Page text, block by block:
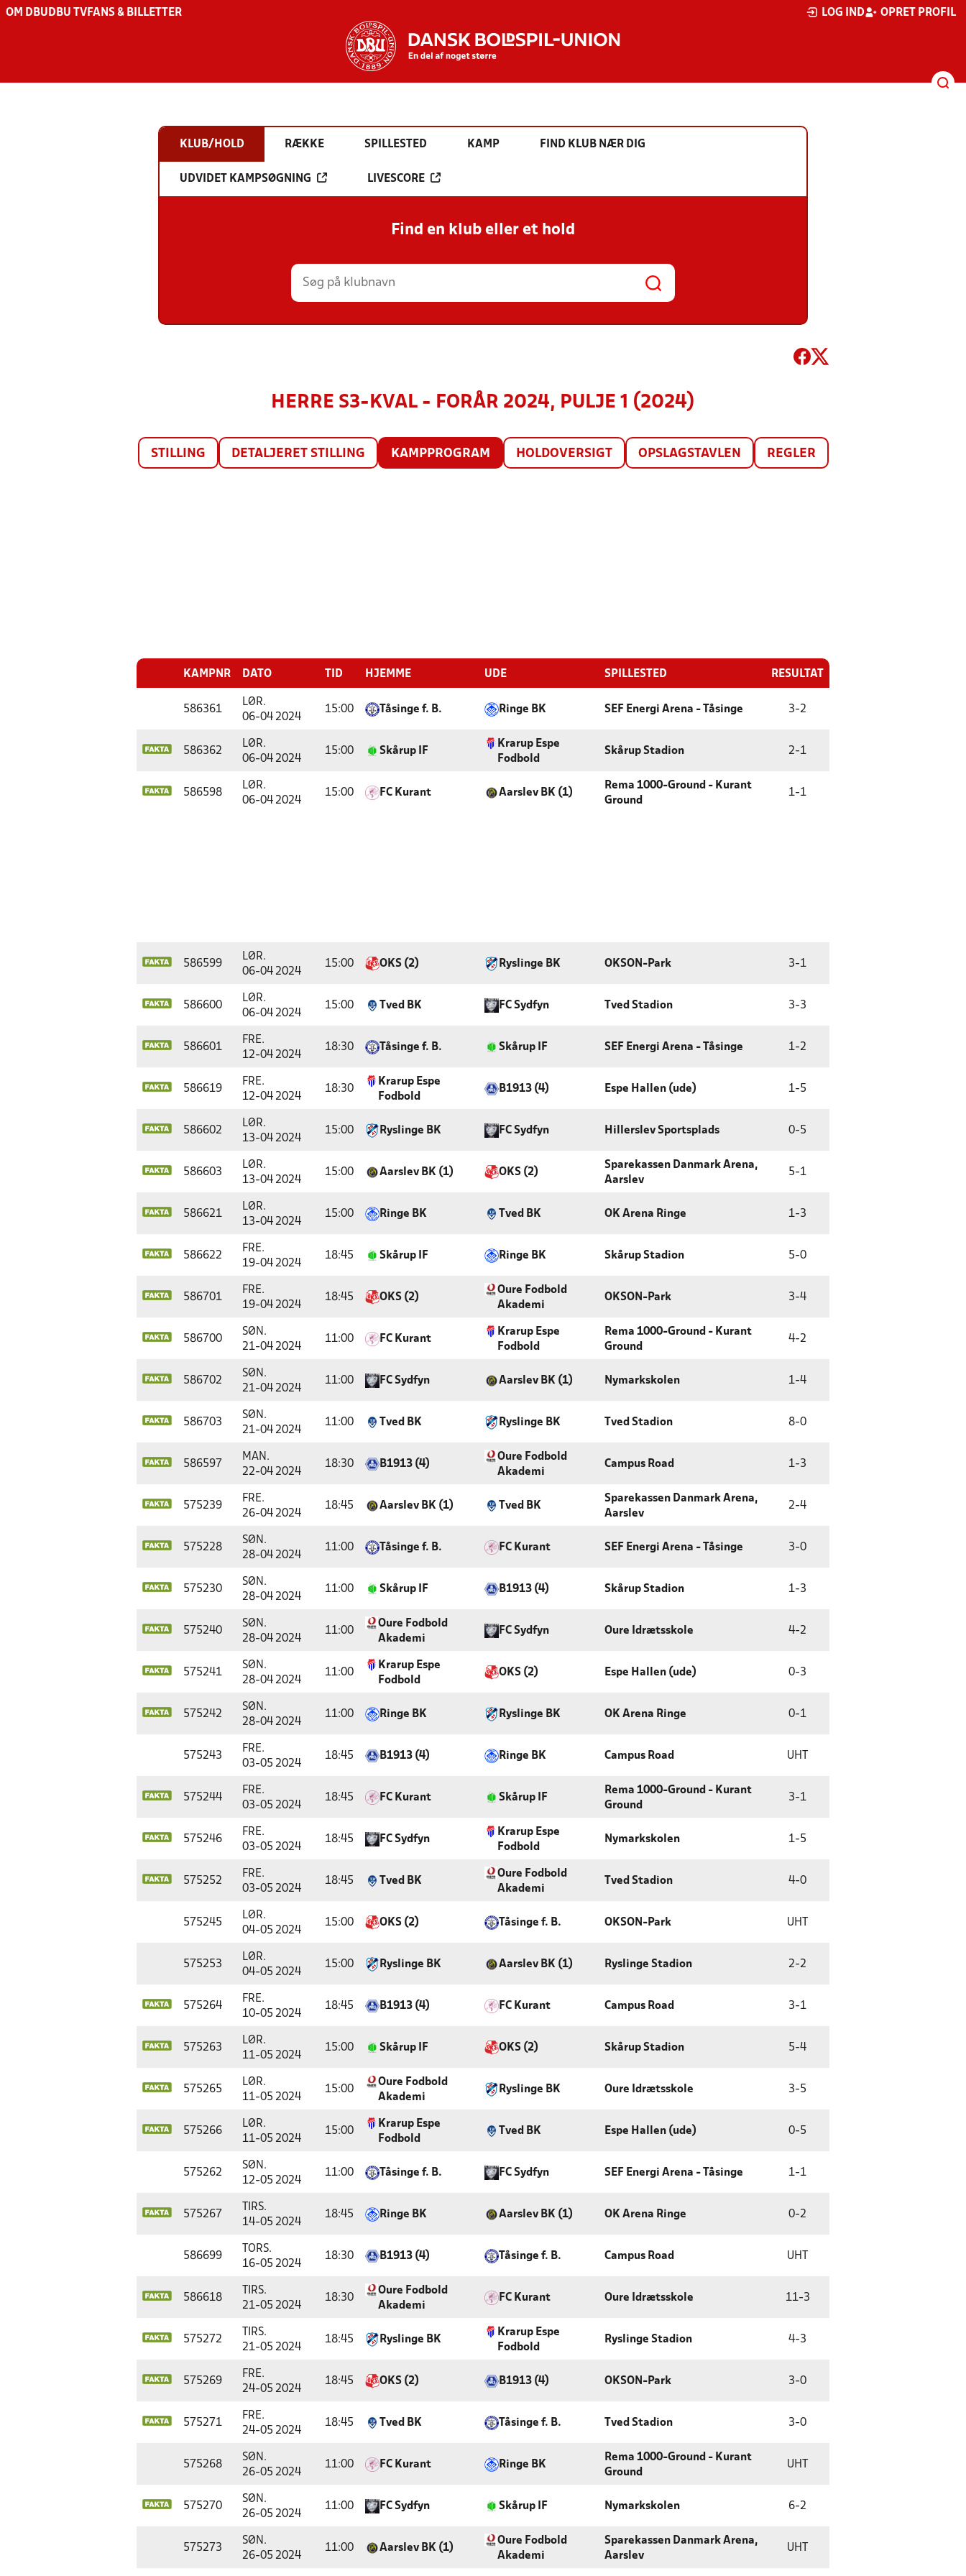
OM DBU DBU TV FANS & BILLETTER LOG IND OPRET PROFIL
KLUB/HOLD RÆKKE SPILLESTED KAMP FIND KLUB NÆR DIG
UDVIDET KAMPSØGNING LIVESCORE
Find en klub eller et hold
HERRE S3-KVAL - FORÅR 2024, PULJE 1 (2024)
STILLING DETALJERET STILLING KAMPPROGRAM HOLDOVERSIGT OPSLAGSTAVLEN REGLER
KAMPNR DATO TID HJEMME UDE SPILLESTED RESULTAT
586361
LØR.
06-04 2024
15:00 Tåsinge f. B. Ringe BK SEF Energi Arena - Tåsinge 3-2
586362
LØR.
06-04 2024
15:00 Skårup IF
Krarup Espe
Fodbold
Skårup Stadion 2-1
586598
LØR.
06-04 2024
15:00 FC Kurant Aarslev BK (1)
Rema 1000-Ground - Kurant
Ground
1-1
586599
LØR.
06-04 2024
15:00 OKS (2) Ryslinge BK OKSON-Park 3-1
586600
LØR.
06-04 2024
15:00 Tved BK FC Sydfyn Tved Stadion 3-3
586601
FRE.
12-04 2024
18:30 Tåsinge f. B. Skårup IF SEF Energi Arena - Tåsinge 1-2
586619
FRE.
12-04 2024
18:30
Krarup Espe
Fodbold
B1913 (4) Espe Hallen (ude) 1-5
586602
LØR.
13-04 2024
15:00 Ryslinge BK FC Sydfyn Hillerslev Sportsplads 0-5
586603
LØR.
13-04 2024
15:00 Aarslev BK (1) OKS (2)
Sparekassen Danmark Arena,
Aarslev
5-1
586621
LØR.
13-04 2024
15:00 Ringe BK Tved BK OK Arena Ringe 1-3
586622
FRE.
19-04 2024
18:45 Skårup IF Ringe BK Skårup Stadion 5-0
586701
FRE.
19-04 2024
18:45 OKS (2)
Oure Fodbold
Akademi
OKSON-Park 3-4
586700
SØN.
21-04 2024
11:00 FC Kurant
Krarup Espe
Fodbold
Rema 1000-Ground - Kurant
Ground
4-2
586702
SØN.
21-04 2024
11:00 FC Sydfyn Aarslev BK (1) Nymarkskolen 1-4
586703
SØN.
21-04 2024
11:00 Tved BK Ryslinge BK Tved Stadion 8-0
586597
MAN.
22-04 2024
18:30 B1913 (4)
Oure Fodbold
Akademi
Campus Road 1-3
575239
FRE.
26-04 2024
18:45 Aarslev BK (1) Tved BK
Sparekassen Danmark Arena,
Aarslev
2-4
575228
SØN.
28-04 2024
11:00 Tåsinge f. B. FC Kurant SEF Energi Arena - Tåsinge 3-0
575230
SØN.
28-04 2024
11:00 Skårup IF B1913 (4) Skårup Stadion 1-3
575240
SØN.
28-04 2024
11:00
Oure Fodbold
Akademi
FC Sydfyn Oure Idrætsskole 4-2
575241
SØN.
28-04 2024
11:00
Krarup Espe
Fodbold
OKS (2) Espe Hallen (ude) 0-3
575242
SØN.
28-04 2024
11:00 Ringe BK Ryslinge BK OK Arena Ringe 0-1
575243
FRE.
03-05 2024
18:45 B1913 (4) Ringe BK Campus Road UHT
575244
FRE.
03-05 2024
18:45 FC Kurant Skårup IF
Rema 1000-Ground - Kurant
Ground
3-1
575246
FRE.
03-05 2024
18:45 FC Sydfyn
Krarup Espe
Fodbold
Nymarkskolen 1-5
575252
FRE.
03-05 2024
18:45 Tved BK
Oure Fodbold
Akademi
Tved Stadion 4-0
575245
LØR.
04-05 2024
15:00 OKS (2) Tåsinge f. B. OKSON-Park UHT
575253
LØR.
04-05 2024
15:00 Ryslinge BK Aarslev BK (1) Ryslinge Stadion 2-2
575264
FRE.
10-05 2024
18:45 B1913 (4) FC Kurant Campus Road 3-1
575263
LØR.
11-05 2024
15:00 Skårup IF OKS (2) Skårup Stadion 5-4
575265
LØR.
11-05 2024
15:00
Oure Fodbold
Akademi
Ryslinge BK Oure Idrætsskole 3-5
575266
LØR.
11-05 2024
15:00
Krarup Espe
Fodbold
Tved BK Espe Hallen (ude) 0-5
575262
SØN.
12-05 2024
11:00 Tåsinge f. B. FC Sydfyn SEF Energi Arena - Tåsinge 1-1
575267
TIRS.
14-05 2024
18:45 Ringe BK Aarslev BK (1) OK Arena Ringe 0-2
586699
TORS.
16-05 2024
18:30 B1913 (4) Tåsinge f. B. Campus Road UHT
586618
TIRS.
21-05 2024
18:30
Oure Fodbold
Akademi
FC Kurant Oure Idrætsskole 11-3
575272
TIRS.
21-05 2024
18:45 Ryslinge BK
Krarup Espe
Fodbold
Ryslinge Stadion 4-3
575269
FRE.
24-05 2024
18:45 OKS (2) B1913 (4) OKSON-Park 3-0
575271
FRE.
24-05 2024
18:45 Tved BK Tåsinge f. B. Tved Stadion 3-0
575268
SØN.
26-05 2024
11:00 FC Kurant Ringe BK
Rema 1000-Ground - Kurant
Ground
UHT
575270
SØN.
26-05 2024
11:00 FC Sydfyn Skårup IF Nymarkskolen 6-2
575273
SØN.
26-05 2024
11:00 Aarslev BK (1)
Oure Fodbold
Akademi
Sparekassen Danmark Arena,
Aarslev
UHT